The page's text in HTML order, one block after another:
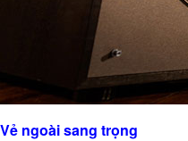
Vẻ ngoài sang trọng